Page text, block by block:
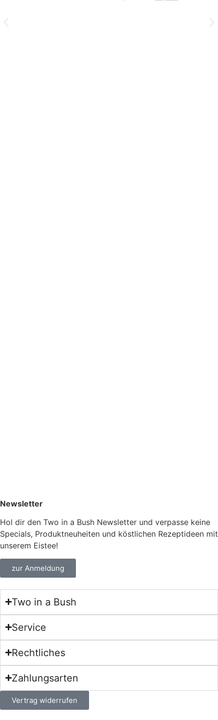
Newsletter
Hol dir den Two in a Bush Newsletter und verpasse keine
Specials, Produktneuheiten und köstlichen Rezeptideen mit
unserem Eistee!
zur Anmeldung
Two in a Bush
Service
Rechtliches
Zahlungsarten
Vertrag widerrufen